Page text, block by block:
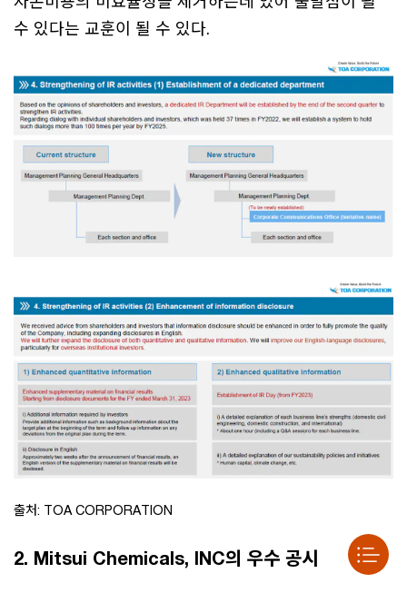
수 있다는 교훈이 될 수 있다.
출처: TOA CORPORATION
2. Mitsui Chemicals, INC의 우수 공시